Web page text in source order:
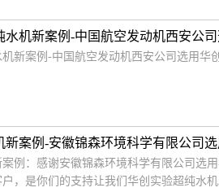
水机新案例-中国航空发动机西安公
新案例-中国航空发动机西安公司选用华
案例-安徽锦森环境科学有限公司选
例：感谢安徽锦森环境科学有限公司选
，是你们的支持让我们华创实验超纯水